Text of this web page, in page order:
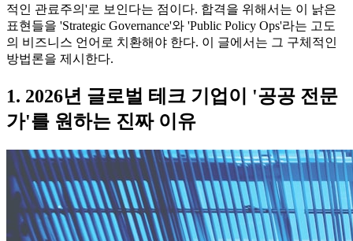
적인 관료주의'로 보인다는 점이다. 합격을 위해서는 이 낡은
표현들을 'Strategic Governance'와 'Public Policy Ops'라는 고도
의 비즈니스 언어로 치환해야 한다. 이 글에서는 그 구체적인
방법론을 제시한다.
1. 2026년 글로벌 테크 기업이 '공공 전문
가'를 원하는 진짜 이유